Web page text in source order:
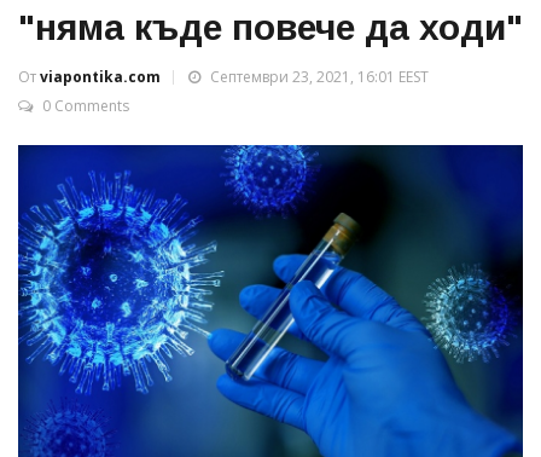
"няма къде повече да ходи"
Отviapontika.com
Септември 23, 2021, 16:01 EEST
0 Comments